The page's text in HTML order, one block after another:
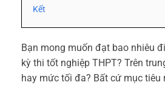
Kết
Bạn mong muốn đạt bao nhiêu
kỳ thi tốt nghiệp THPT? Trên
hay mức tối đa? Bất cứ mục tiêu